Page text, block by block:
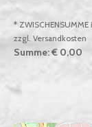
*
zzgl. Versandkosten
Summe:€ 0,00